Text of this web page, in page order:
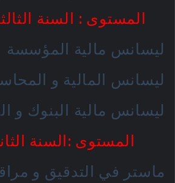
المستوى : السنة
ليسانس مالية المؤسسة
ليسانس المالية و
ليسانس مالية البنوك و
المستوى :السنة
ماستر في التدقيق و